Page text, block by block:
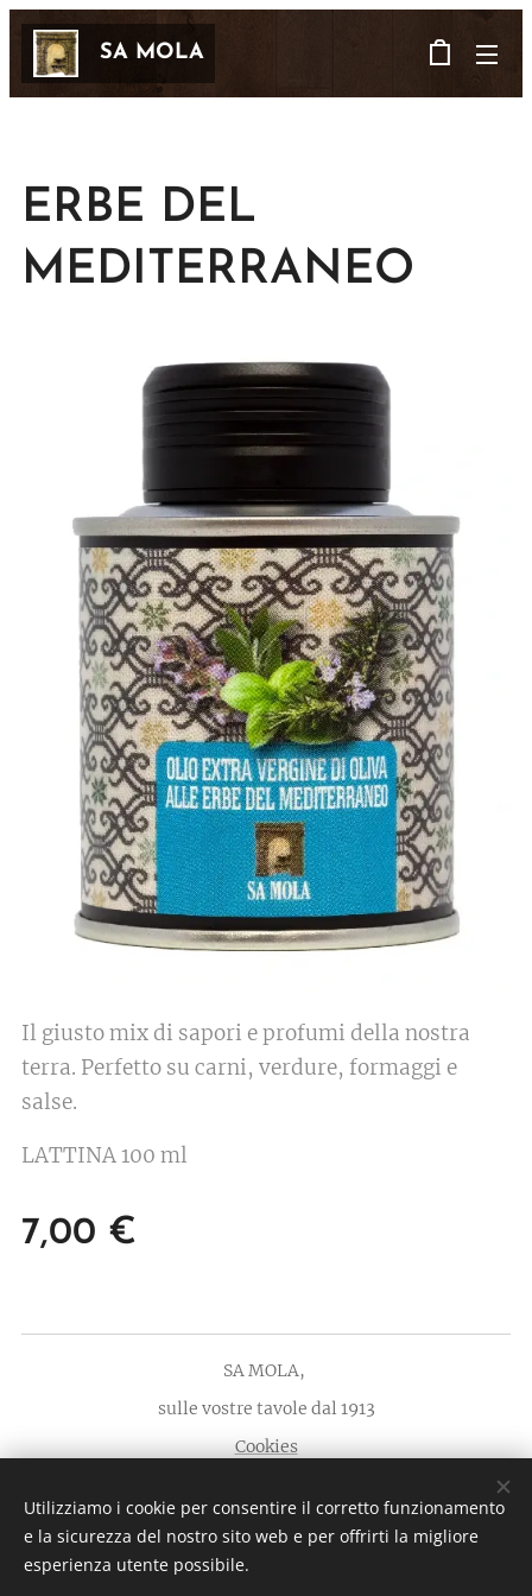
SA MOLA
ERBE DEL
MEDITERRANEO
Il giusto mix di sapori e profumi della nostra
terra. Perfetto su carni, verdure, formaggi e
salse.
LATTINA 100 ml
7,00 €
SA MOLA,
sulle vostre tavole dal 1913
Cookies
Lingue
Italiano
English Deutsch
Utilizziamo i cookie per consentire il corretto funzionamento
e la sicurezza del nostro sito web e per offrirti la migliore
esperienza utente possibile.